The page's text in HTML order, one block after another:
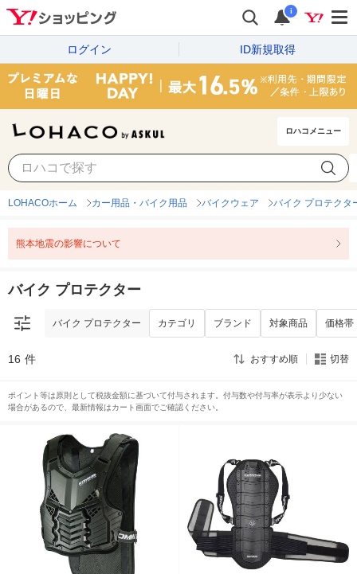
i
ログイン ID新規取得
ロハコメニュー
バイク プロテクター 価格帯
LOHACOホーム カー用品・バイク用品 バイクウェア バイク プロテクタ
熊本地震の影響について
バイク プロテクター
バイク プロテクター カテゴリ ブランド 対象商品 価格帯
16 件 おすすめ順 切替
ポイント等は原則として税抜金額に基づいて付与されます。付与数や付与率が表示より少ない
場合があるので、最新情報はカート画面でご確認ください。